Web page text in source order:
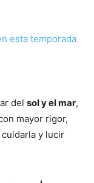
del sol y el mar,
mayor rigor,
cuidarla y lucir